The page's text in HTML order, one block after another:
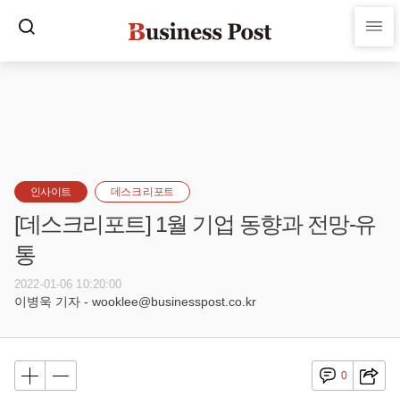
인사이트 데스크 리포트
[데스크리포트] 1월 기업 동향과 전망-유
통
2022-01-06 10:20:00
이병욱 기자 - wooklee@businesspost.co.kr
0